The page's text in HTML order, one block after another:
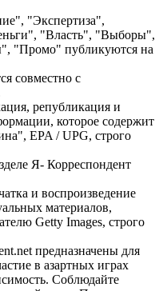
"Экспертиза",
"Власть", "Выборы",
"Промо" публикуются на
совместно с
републикация и
которое содержит
EPA / UPG, строго
Я- Корреспондент
и воспроизведение
материалов,
Getty Images, строго
предназначены для
в азартных играх
Соблюдайте